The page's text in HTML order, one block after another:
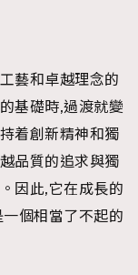
藝和卓越理念的
基礎時,過渡就變
着創新精神和獨
品質的追求與獨
因此,它在成長的
個相當了不起的